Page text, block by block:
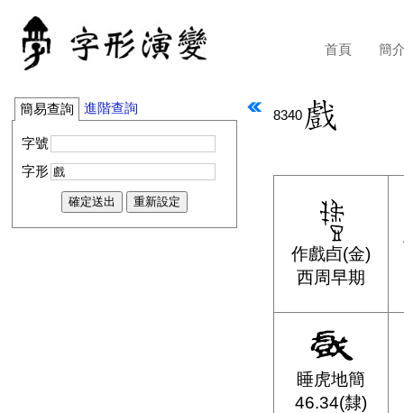
首頁 簡
簡易查詢 進階查詢
字號
字形
8340
作戲卣(金)
西周早期
睡虎地簡
46.34(隸)